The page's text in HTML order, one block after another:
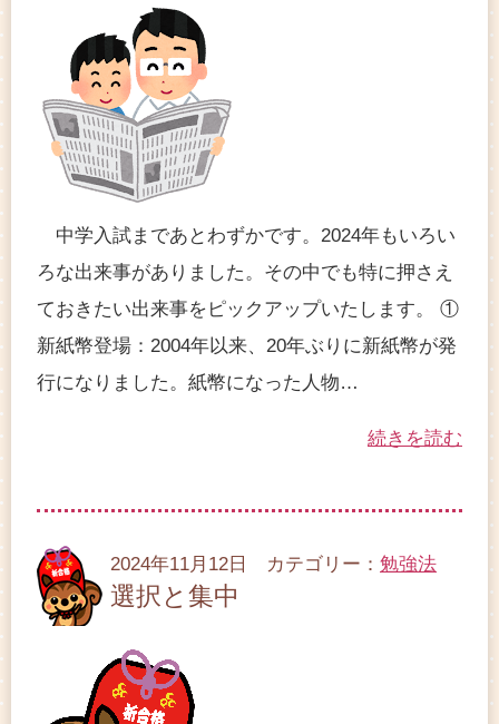
中学入試まであとわずかです。2024年もいろい
ろな出来事がありました。その中でも特に押さえ
ておきたい出来事をピックアップいたします。 ①
新紙幣登場：2004年以来、20年ぶりに新紙幣が発
行になりました。紙幣になった人物…
続きを読む
2024年11月12日 カテゴリー： 勉強法
選択と集中